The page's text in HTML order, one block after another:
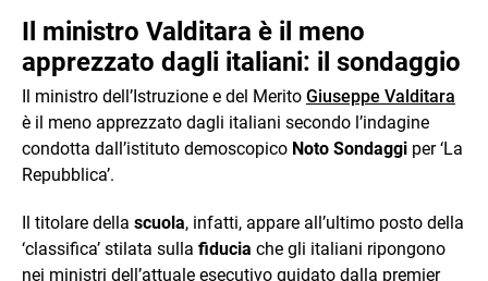
Il ministro Valditara è il meno
apprezzato dagli italiani: il sondaggio
Il ministro dell’Istruzione e del Merito Giuseppe Valditara
è il meno apprezzato dagli italiani secondo l’indagine
condotta dall’istituto demoscopico Noto Sondaggi per ‘La
Repubblica’.
Il titolare della scuola, infatti, appare all’ultimo posto della
‘classifica’ stilata sulla fiducia che gli italiani ripongono
nei ministri dell’attuale esecutivo guidato dalla premier